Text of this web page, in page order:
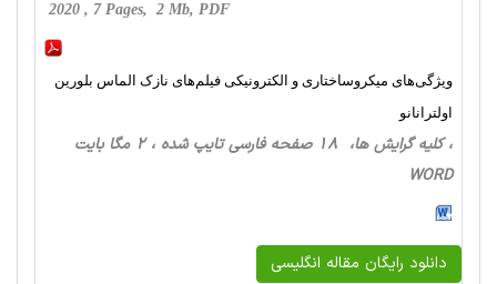
2020 , 7 Pages, 2 Mb, PDF
ویژگی‌های میکروساختاری و الکترونیکی فیلم‌های نازک الماس بلورین
اولترانانو
، کلیه گرایش ها، 18 صفحه فارسی تایپ شده ، 2 مگا بایت
WORD
دانلود رایگان مقاله انگلیسی